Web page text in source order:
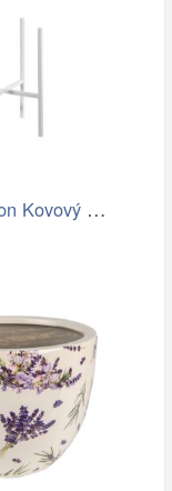
ASA Selection Kovový stojan na květináč…